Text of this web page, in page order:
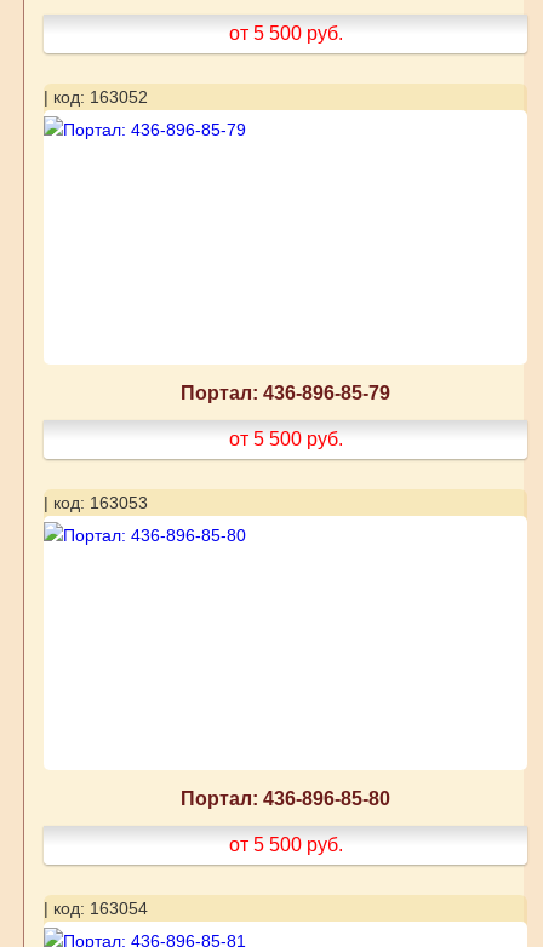
от 5 500 руб.
| код: 163052
Портал: 436-896-85-79
от 5 500 руб.
| код: 163053
Портал: 436-896-85-80
от 5 500 руб.
| код: 163054